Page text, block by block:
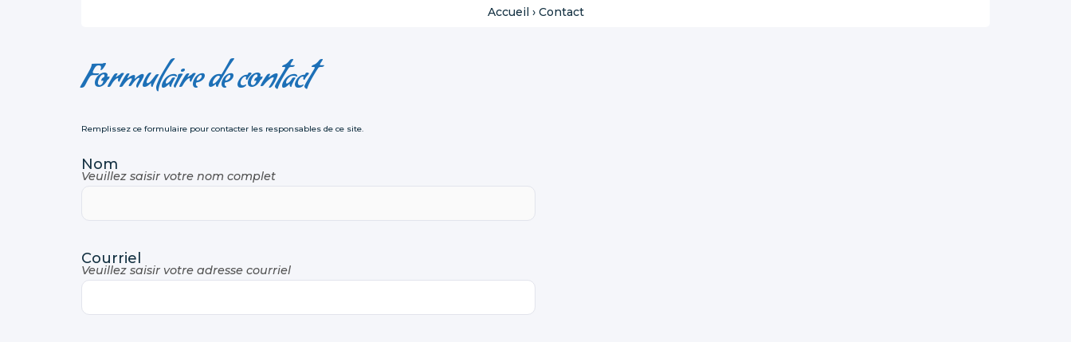
Accueil › Contact
Formulaire de contact
Remplissez ce formulaire pour contacter les responsables de ce site.
Nom
Veuillez saisir votre nom complet
Courriel
Veuillez saisir votre adresse courriel